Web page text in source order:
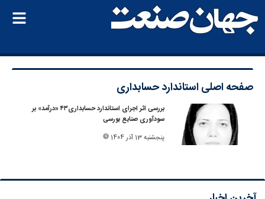
صفحه اصلیاستاندارد حسابداری
بررسی اثر اجرای استاندارد حسابداری۴۳ «درآمد» بر
سودآوری صنایع بورسی
پنجشنبه 13 آذر 1404